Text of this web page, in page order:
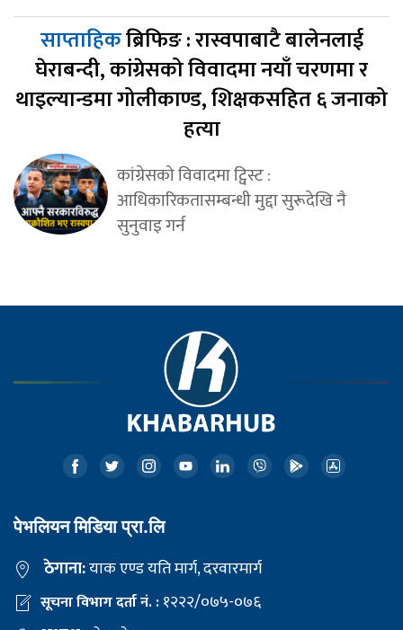
साप्ताहिकब्रिफिङ : रास्वपाबाटै बालेनलाई
घेराबन्दी, कांग्रेसको विवादमा नयाँ चरणमा र
थाइल्यान्डमा गोलीकाण्ड, शिक्षकसहित ६ जनाको
हत्या
कांग्रेसको विवादमा ट्विस्ट :
आधिकारिकतासम्बन्धी मुद्दा सुरूदेखि नै
सुनुवाइ गर्न
पेभलियन मिडिया प्रा.लि
ठेगाना:याक एण्ड यति मार्ग, दरवारमार्ग
सूचना विभाग दर्ता नं. :१२२२/०७५-०७६